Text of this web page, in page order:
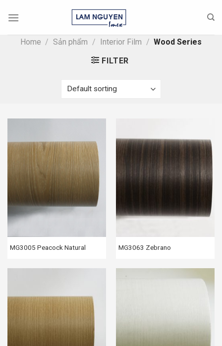
Home / Sản phẩm / Interior Film / Wood Series
FILTER
MG3005 Peacock Natural MG3063 Zebrano